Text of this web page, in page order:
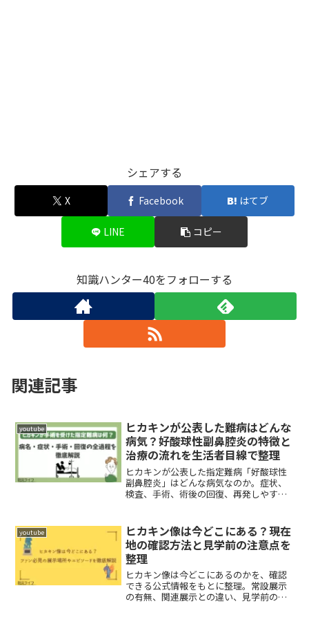
シェアする
X Facebook はてブ
LINE コピー
知識ハンター40をフォローする
関連記事
youtube
ヒカキンが公表した難病はどんな
病気？好酸球性副鼻腔炎の特徴と
治療の流れを生活者目線で整理
ヒカキンが公表した指定難病「好酸球性
副鼻腔炎」はどんな病気なのか。症状、
検査、手術、術後の回復、再発しやす
します。
youtube
ヒカキン像は今どこにある？現在
地の確認方法と見学前の注意点を
整理
ヒカキン像は今どこにあるのかを、確認
できる公式情報をもとに整理。常設展示
の有無、関連展示との違い、見学前の確